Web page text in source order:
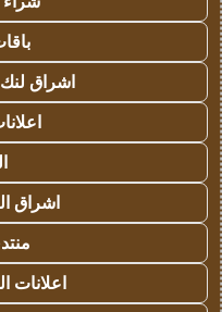
اشراق
اشراق
اعلانات